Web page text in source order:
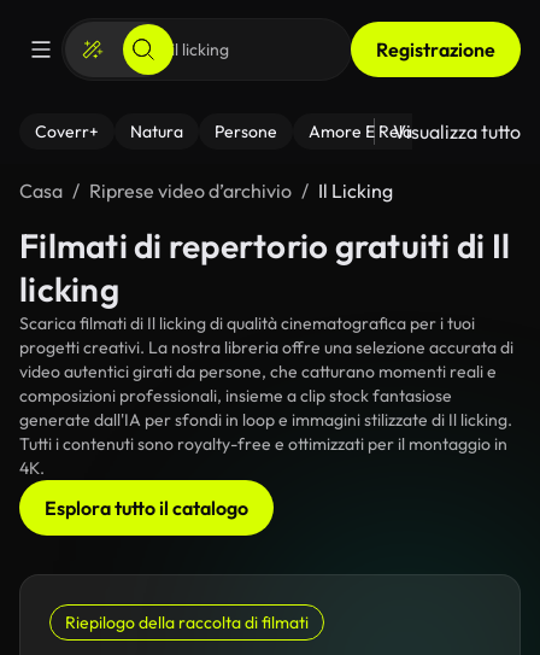
Registrazione
Coverr+ Natura Persone Amore E Relazioni Il
Visualizza tutto
Casa Riprese video d’archivio Il Licking
Filmati di repertorio gratuiti di Il
licking
Scarica filmati di Il licking di qualità cinematografica per i tuoi
progetti creativi. La nostra libreria offre una selezione accurata di
video autentici girati da persone, che catturano momenti reali e
composizioni professionali, insieme a clip stock fantasiose
generate dall'IA per sfondi in loop e immagini stilizzate di Il licking.
Tutti i contenuti sono royalty-free e ottimizzati per il montaggio in
4K.
Esplora tutto il catalogo
Riepilogo della raccolta di filmati